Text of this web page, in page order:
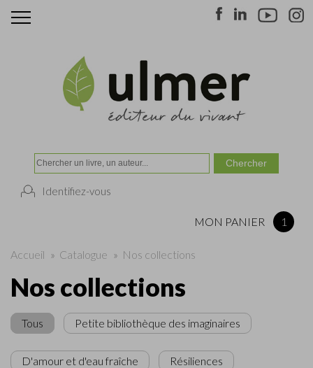
Identifiez-vous
MON PANIER 1
Accueil » Catalogue » Nos collections
Nos collections
Tous Petite bibliothèque des imaginaires
D'amour et d'eau fraîche Résiliences